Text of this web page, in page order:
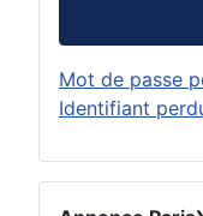
Mot de passe
Identifiant